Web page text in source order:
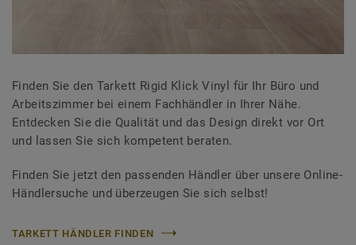
Finden Sie den Tarkett Rigid Klick Vinyl für Ihr Büro und
Arbeitszimmer bei einem Fachhändler in Ihrer Nähe.
Entdecken Sie die Qualität und das Design direkt vor Ort
und lassen Sie sich kompetent beraten.
Finden Sie jetzt den passenden Händler über unsere Online-
Händlersuche und überzeugen Sie sich selbst!
TARKETT HÄNDLER FINDEN